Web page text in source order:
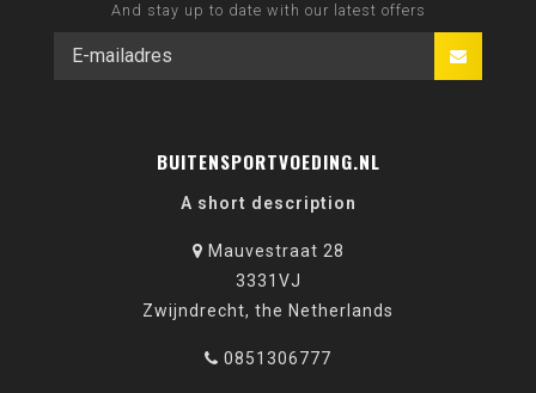
And stay up to date with our latest offers
BUITENSPORTVOEDING.NL
A short description
Mauvestraat 28
3331VJ
Zwijndrecht, the Netherlands
0851306777